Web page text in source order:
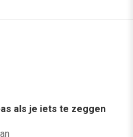
als je iets te zeggen